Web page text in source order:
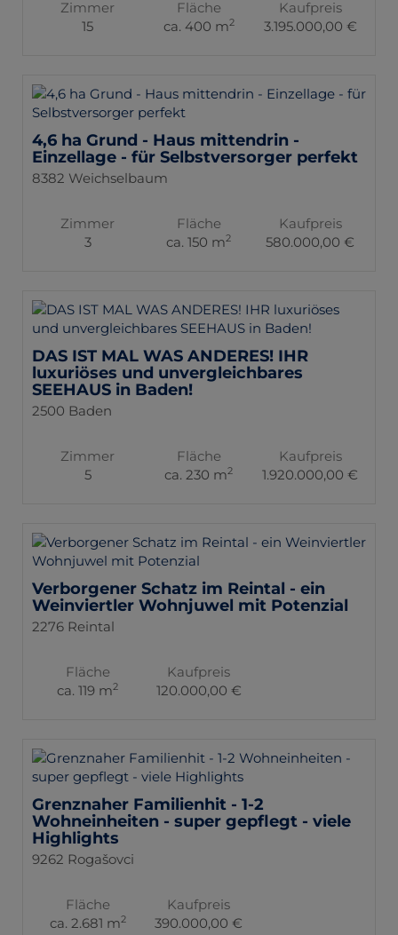
Zimmer
15
Fläche
ca. 400 m2
Kaufpreis
3.195.000,00 €
4,6 ha Grund - Haus mittendrin -
Einzellage - für Selbstversorger perfekt
8382 Weichselbaum
Zimmer
3
Fläche
ca. 150 m2
Kaufpreis
580.000,00 €
DAS IST MAL WAS ANDERES! IHR
luxuriöses und unvergleichbares
SEEHAUS in Baden!
2500 Baden
Zimmer
5
Fläche
ca. 230 m2
Kaufpreis
1.920.000,00 €
Verborgener Schatz im Reintal - ein
Weinviertler Wohnjuwel mit Potenzial
2276 Reintal
Fläche
ca. 119 m2
Kaufpreis
120.000,00 €
Grenznaher Familienhit - 1-2
Wohneinheiten - super gepflegt - viele
Highlights
9262 Rogašovci
Fläche
ca. 2.681 m2
Kaufpreis
390.000,00 €